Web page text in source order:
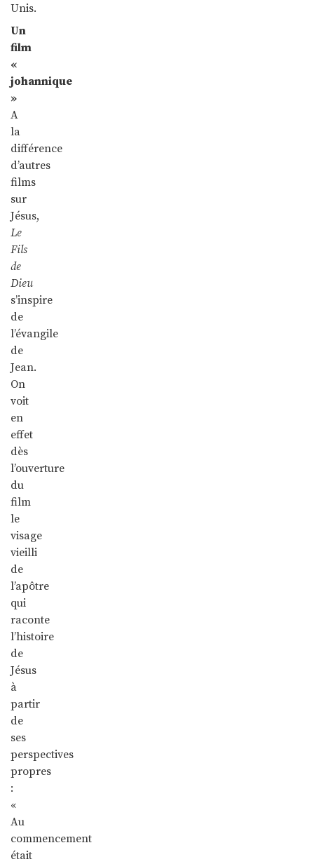
Unis.
Un
film
«
johannique
»
A
la
différence
d’autres
films
sur
Jésus,
Le
Fils
de
Dieu
s’inspire
de
l’évangile
de
Jean.
On
voit
en
effet
dès
l’ouverture
du
film
le
visage
vieilli
de
l’apôtre
qui
raconte
l’histoire
de
Jésus
à
partir
de
ses
perspectives
propres
:
«
Au
commencement
était